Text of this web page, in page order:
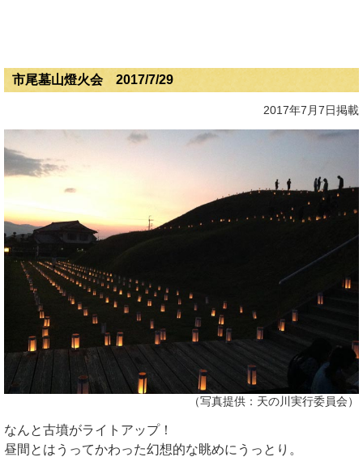
市尾墓山燈火会 2017/7/29
2017年7月7日掲載
（写真提供：天の川実行委員会）
なんと古墳がライトアップ！
昼間とはうってかわった幻想的な眺めにうっとり。